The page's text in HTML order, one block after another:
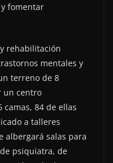
fomentar
rehabilitación
mentales y
terreno de 8
un centro
camas, 84 de ellas
a talleres
albergará salas para
psiquiatra, de